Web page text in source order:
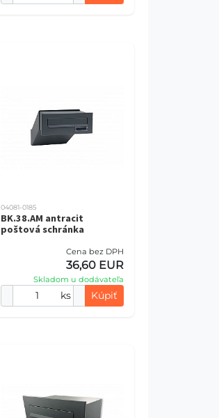
04081-0185
BK.38.AM antracit
poštová schránka
Cena bez DPH
36,60 EUR
Skladom u dodávateľa
ks Kúpiť